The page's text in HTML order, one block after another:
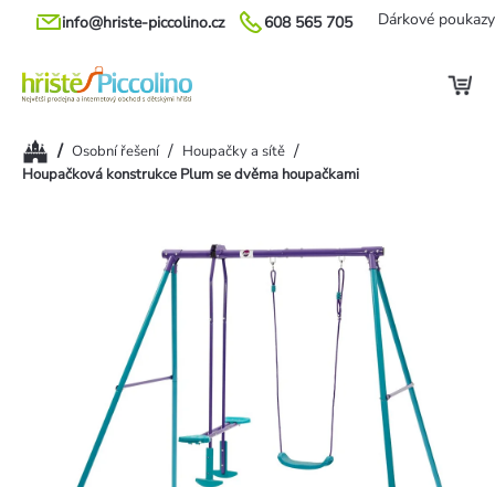
Přejít
608 565 705
info@hriste-piccolino.cz Dárkové poukazy
Domů/ Osobní řešení / Houpačky a sítě /
Houpačková konstrukce Plum se dvěma houpačkami